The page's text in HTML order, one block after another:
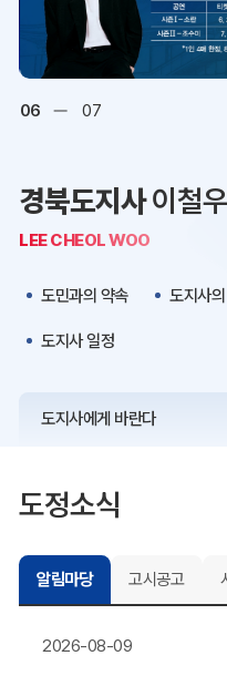
디지털아카이브
오시는 길
K보듬 6000
정보공개
06 07
경북도지사이철우
LEE CHEOL WOO
도민과의 약속 도지사
도지사 일정
도지사에게 바란다
도정소식
알림마당 고시공고
2026-08-09